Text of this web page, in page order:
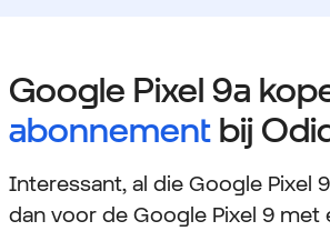
Google Pixel 9a
abonnement bij
Interessant, al die Google Pixel
dan voor de Google Pixel 9 met